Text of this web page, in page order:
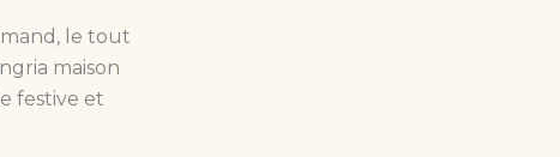
le tout
maison
festive et